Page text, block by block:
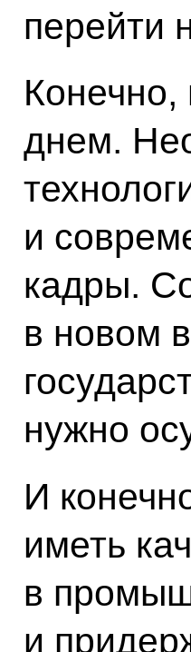
перейти
Конечно,
днем.
и
кадры.
в новом
нужно
И
иметь
в
и